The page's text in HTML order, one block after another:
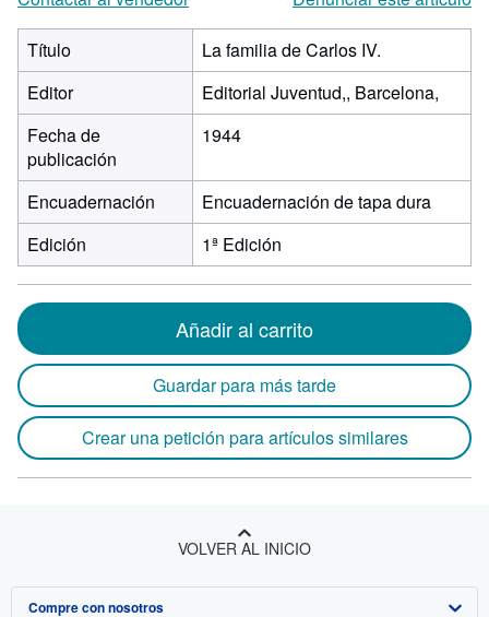
Título
La familia de Carlos IV.
Editor
Editorial Juventud,, Barcelona,
Fecha de
publicación
1944
Encuadernación
Encuadernación de tapa dura
Edición
1ª Edición
Añadir al carrito
Guardar para más tarde
Crear una petición para artículos similares
VOLVER AL INICIO
Compre con nosotros